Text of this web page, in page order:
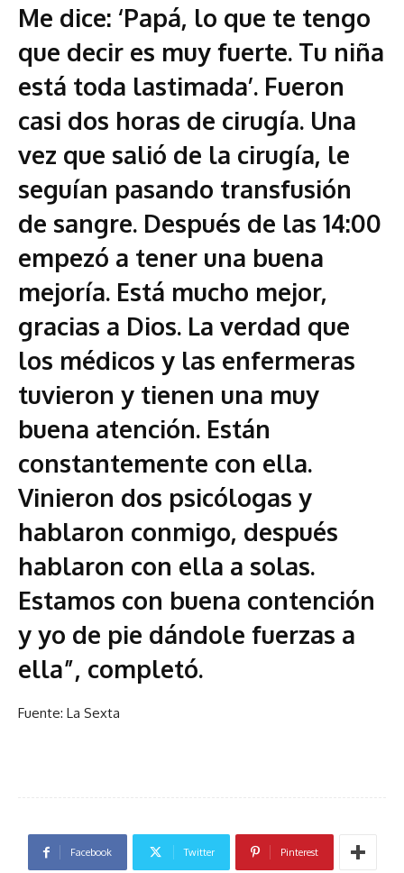
Me dice: ‘Papá, lo que te tengo
que decir es muy fuerte. Tu niña
está toda lastimada’. Fueron
casi dos horas de cirugía. Una
vez que salió de la cirugía, le
seguían pasando transfusión
de sangre. Después de las 14:00
empezó a tener una buena
mejoría. Está mucho mejor,
gracias a Dios. La verdad que
los médicos y las enfermeras
tuvieron y tienen una muy
buena atención. Están
constantemente con ella.
Vinieron dos psicólogas y
hablaron conmigo, después
hablaron con ella a solas.
Estamos con buena contención
y yo de pie dándole fuerzas a
ella”, completó.
Fuente: La Sexta
Facebook Twitter Pinterest